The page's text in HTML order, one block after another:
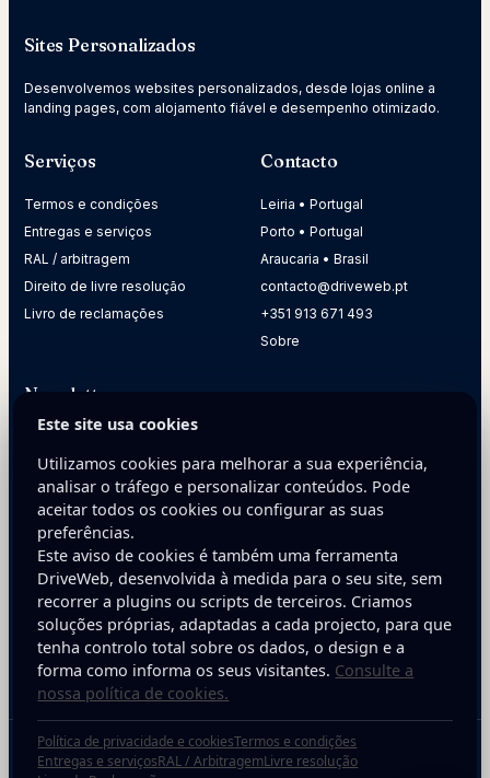
Sites Personalizados
Desenvolvemos websites personalizados, desde lojas online a
landing pages, com alojamento fiável e desempenho otimizado.
Serviços
Termos e condições
Entregas e serviços
RAL / arbitragem
Direito de livre resolução
Livro de reclamações
Contacto
Leiria • Portugal
Porto • Portugal
Araucaria • Brasil
contacto@driveweb.pt
+351 913 671 493
Sobre
Newsletter
sua empresa.
E-mail
Inscreva-se
Copyright © 2025 DriveWeb. Todos os direitos reservados. Desenvolvido por
Este site usa cookies
Utilizamos cookies para melhorar a sua experiência,
analisar o tráfego e personalizar conteúdos. Pode
aceitar todos os cookies ou configurar as suas
preferências.
Este aviso de cookies é também uma ferramenta
DriveWeb, desenvolvida à medida para o seu site, sem
recorrer a plugins ou scripts de terceiros. Criamos
soluções próprias, adaptadas a cada projecto, para que
tenha controlo total sobre os dados, o design e a
forma como informa os seus visitantes. Consulte a
nossa política de cookies.
Política de privacidade e cookiesTermos e condições
Entregas e serviçosRAL / ArbitragemLivre resolução